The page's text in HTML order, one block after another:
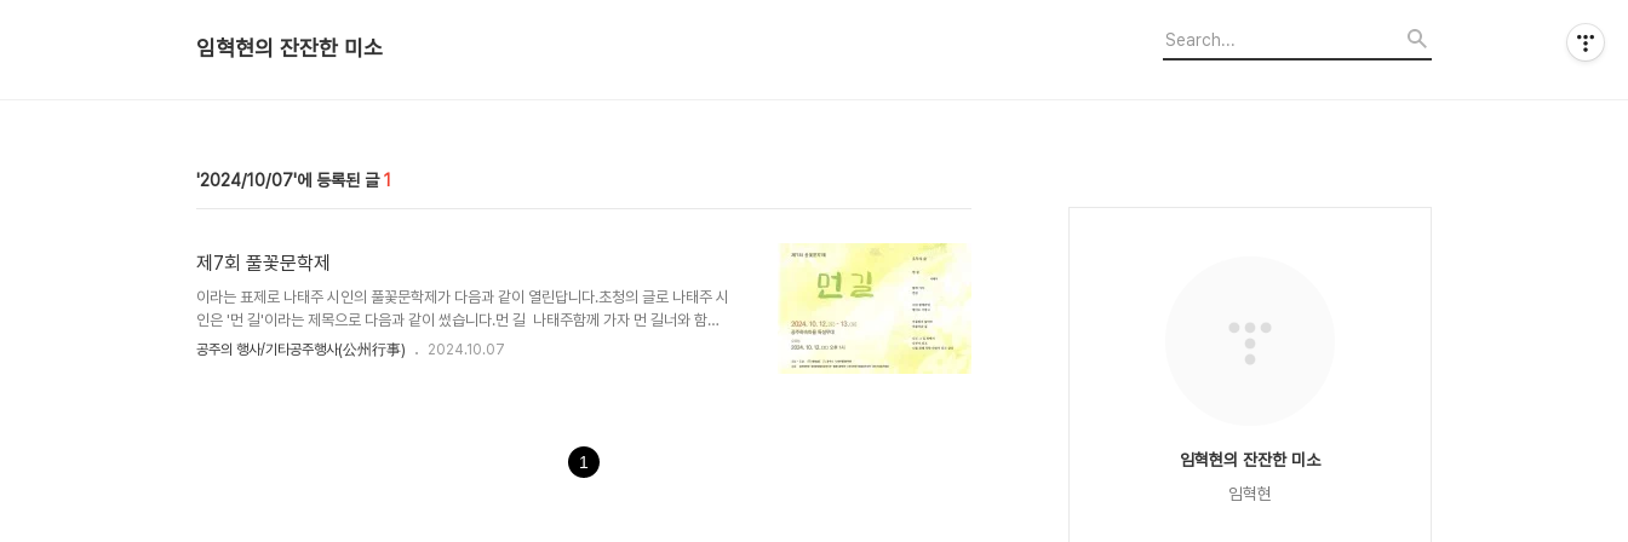
임혁현의 잔잔한 미소
2024/10/07 1
제7회 풀꽃문학제
이라는 표제로 나태주 시인의 풀꽃문학제가 다음과 같이 열린답니다.초청의 글로 나태주 시
인은 '먼 길'이라는 제목으로 다음과 같이 썼습니다.먼 길 나태주함께 가자 먼 길너와 함끼
라면 가깝고아름답지 않아도 아름다운 길나도 그 길 위에서 나무가 되고 너를 위해 착한 바
공주의 행사/기타공주행사(公州行事) 2024.10.07
1
임혁현의 잔잔한 미소
임혁현